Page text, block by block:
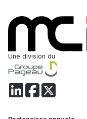
Une division du